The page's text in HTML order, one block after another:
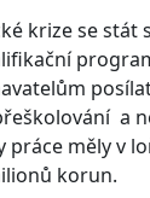
krize se stát
a
měly v
korun.